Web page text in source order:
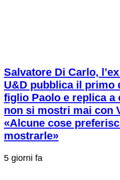
Salvatore Di Carlo,
U&D pubblica il primo
figlio Paolo e replica a
non si mostri mai con
«Alcune cose
mostrarle»
5 giorni fa